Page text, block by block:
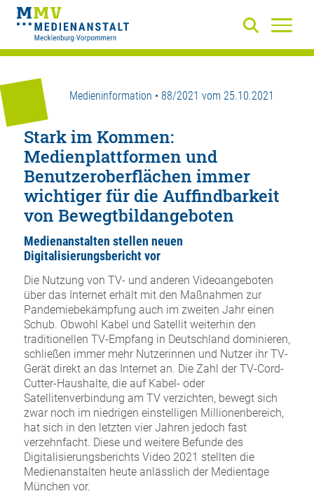
Medieninformation • 88/2021 vom 25.10.2021
Stark im Kommen:
Medienplattformen und
Benutzeroberflächen immer
wichtiger für die Auffindbarkeit
von Bewegtbildangeboten
Medienanstalten stellen neuen
Digitalisierungsbericht vor
Die Nutzung von TV- und anderen Videoangeboten
über das Internet erhält mit den Maßnahmen zur
Pandemiebekämpfung auch im zweiten Jahr einen
Schub. Obwohl Kabel und Satellit weiterhin den
traditionellen TV-Empfang in Deutschland dominieren,
schließen immer mehr Nutzerinnen und Nutzer ihr TV-
Gerät direkt an das Internet an. Die Zahl der TV-Cord-
Cutter-Haushalte, die auf Kabel- oder
Satellitenverbindung am TV verzichten, bewegt sich
zwar noch im niedrigen einstelligen Millionenbereich,
hat sich in den letzten vier Jahren jedoch fast
verzehnfacht. Diese und weitere Befunde des
Digitalisierungsberichts Video 2021 stellten die
Medienanstalten heute anlässlich der Medientage
München vor.